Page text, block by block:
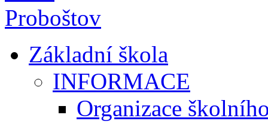
Základní škola
INFORMACE
Organizace